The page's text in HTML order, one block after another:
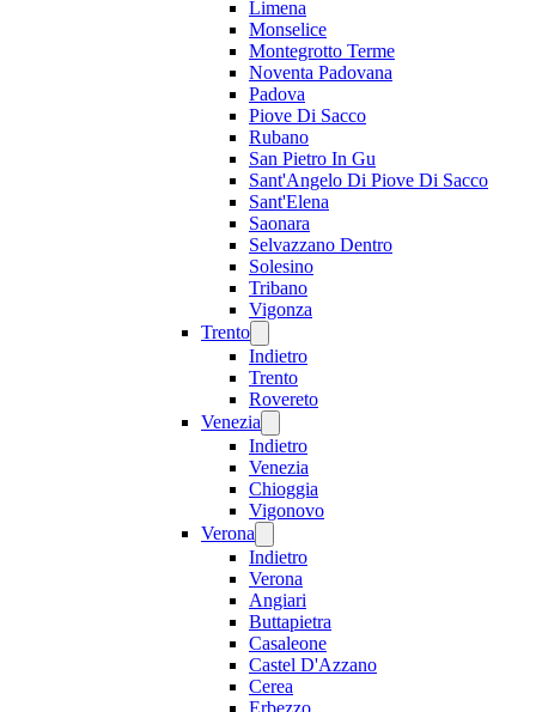
Limena
Monselice
Montegrotto Terme
Noventa Padovana
Padova
Piove Di Sacco
Rubano
San Pietro In Gu
Sant'Angelo Di Piove Di Sacco
Sant'Elena
Saonara
Selvazzano Dentro
Solesino
Tribano
Vigonza
Trento
Indietro
Trento
Rovereto
Venezia
Indietro
Venezia
Chioggia
Vigonovo
Verona
Indietro
Verona
Angiari
Buttapietra
Casaleone
Castel D'Azzano
Cerea
Erbezzo